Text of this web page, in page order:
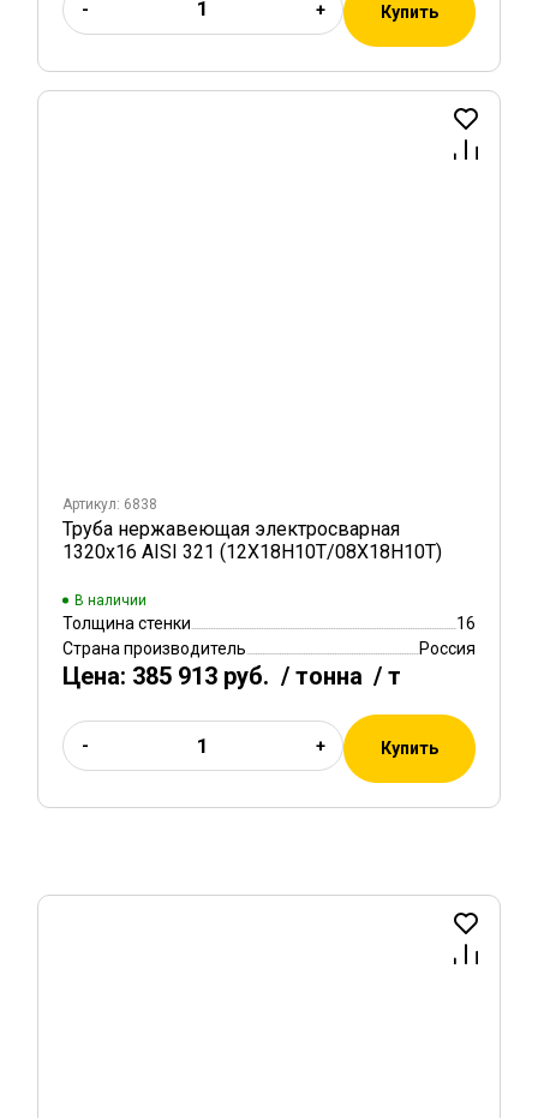
- + Купить
Артикул: 6838
Труба нержавеющая электросварная
1320х16 AISI 321 (12Х18Н10Т/08Х18Н10Т)
В наличии
Толщина стенки
16
Страна производитель
Россия
Цена: 385 913 руб. / тонна / т
- + Купить